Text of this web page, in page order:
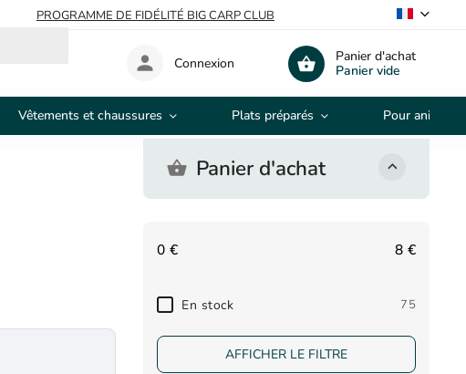
PROGRAMME DE FIDÉLITÉ BIG CARP CLUB
Panier d'achat
Panier vide
Connexion
Vêtements et chaussures Plats préparés Pour animaux
Panier d'achat
0 € 8 €
En stock 75
AFFICHER LE FILTRE